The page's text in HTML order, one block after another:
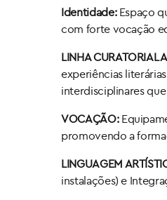
Identidade:Espaço
com forte vocação
LINHA CURATORIAL
experiências
interdisciplinares
VOCAÇÃO:
promovendo a
LINGUAGEM
instalações) e